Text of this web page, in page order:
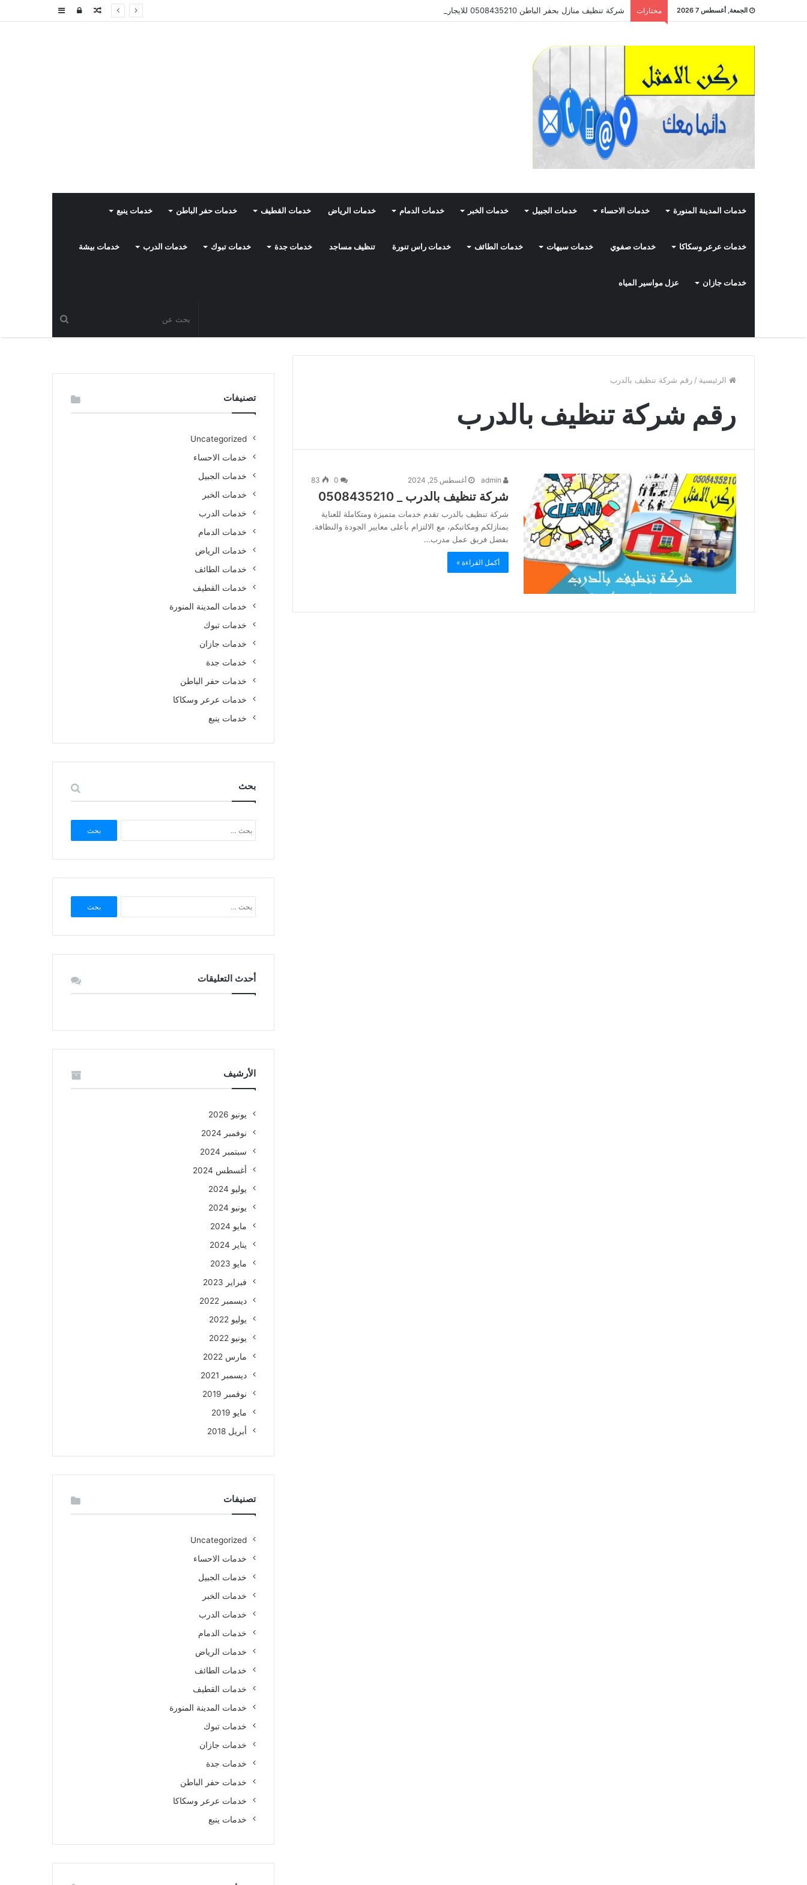
الجمعة, أغسطس 7 2026 مختارات شركة تنظيف منازل بحفر الباطن 0508435210 للايجار إضافةتسجيلمقال
خدمات المدينة المنورة خدمات الاحساء خدمات الجبيل خدمات الخبر خدمات الدمام خدمات الرياض خدمات القطيف خدمات حفر الباطن خدمات ينبع
خدمات عرعر وسكاكا خدمات صفوي خدمات سيهات خدمات الطائف خدمات راس تنورة تنظيف مساجد خدمات جدة خدمات تبوك خدمات الدرب خدمات بيشة
خدمات جازان عزل مواسير المياه
الرئيسية / رقم شركة تنظيف بالدرب
رقم شركة تنظيف بالدرب
أغسطس 25, 2024 83
شركة تنظيف بالدرب _ 0508435210
شركة تنظيف بالدرب تقدم خدمات متميزة ومتكاملة للعناية
بمنازلكم ومكاتبكم، مع الالتزام بأعلى معايير الجودة والنظافة.
بفضل فريق عمل مدرب…
أكمل القراءة »
تصنيفات
Uncategorized
خدمات الاحساء
خدمات الجبيل
خدمات الخبر
خدمات الدرب
خدمات الدمام
خدمات الرياض
خدمات الطائف
خدمات القطيف
خدمات المدينة المنورة
خدمات تبوك
خدمات جازان
خدمات جدة
خدمات حفر الباطن
خدمات عرعر وسكاكا
خدمات ينبع
بحث
عن:
عن:
أحدث التعليقات
الأرشيف
يونيو 2026
نوفمبر 2024
سبتمبر 2024
أغسطس 2024
يوليو 2024
يونيو 2024
مايو 2024
يناير 2024
مايو 2023
فبراير 2023
ديسمبر 2022
يوليو 2022
يونيو 2022
مارس 2022
ديسمبر 2021
نوفمبر 2019
مايو 2019
أبريل 2018
تصنيفات
Uncategorized
خدمات الاحساء
خدمات الجبيل
خدمات الخبر
خدمات الدرب
خدمات الدمام
خدمات الرياض
خدمات الطائف
خدمات القطيف
خدمات المدينة المنورة
خدمات تبوك
خدمات جازان
خدمات جدة
خدمات حفر الباطن
خدمات عرعر وسكاكا
خدمات ينبع